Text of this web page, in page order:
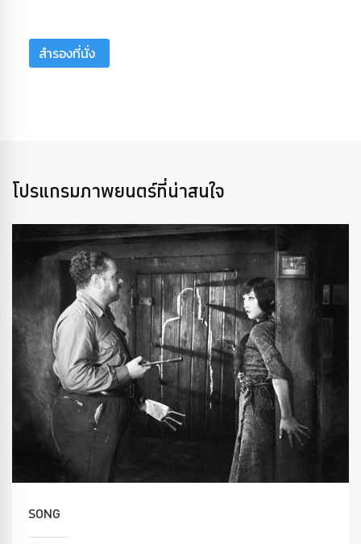
สำรองที่นั่ง
โปรแกรมภาพยนตร์ที่น่าสนใจ
SONG